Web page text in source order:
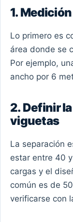
1.
Lo primero es
área donde se
Por ejemplo,
ancho por 6
2. Definir
viguetas
La separación
estar entre 40
cargas y el
común es de
verificarse con